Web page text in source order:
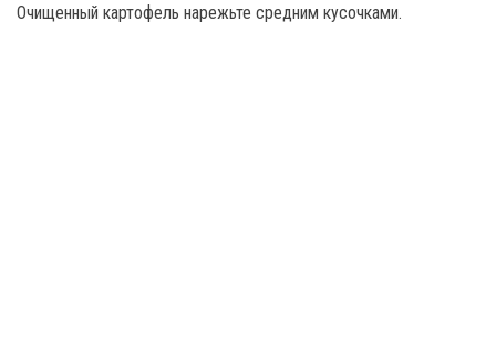
Очищенный картофель нарежьте средним кусочками.